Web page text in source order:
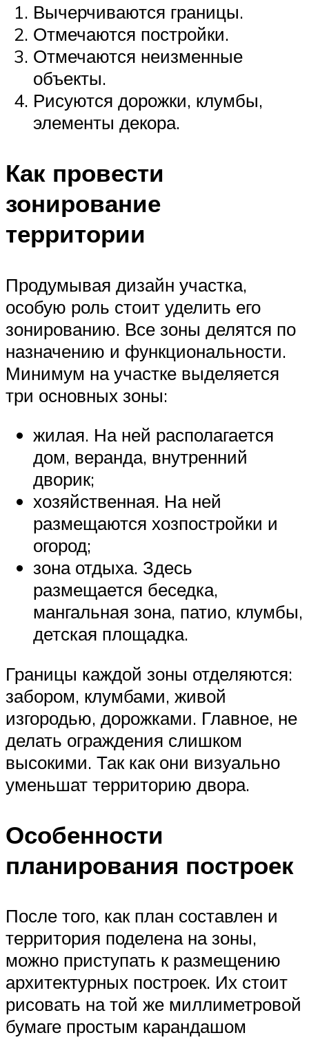
Вычерчиваются границы.
Отмечаются постройки.
Отмечаются неизменные
объекты.
Рисуются дорожки, клумбы,
элементы декора.
Как провести
зонирование
территории
Продумывая дизайн участка,
особую роль стоит уделить его
зонированию. Все зоны делятся по
назначению и функциональности.
Минимум на участке выделяется
три основных зоны:
жилая. На ней располагается
дом, веранда, внутренний
дворик;
хозяйственная. На ней
размещаются хозпостройки и
огород;
зона отдыха. Здесь
размещается беседка,
мангальная зона, патио, клумбы,
детская площадка.
Границы каждой зоны отделяются:
забором, клумбами, живой
изгородью, дорожками. Главное, не
делать ограждения слишком
высокими. Так как они визуально
уменьшат территорию двора.
Особенности
планирования построек
После того, как план составлен и
территория поделена на зоны,
можно приступать к размещению
архитектурных построек. Их стоит
рисовать на той же миллиметровой
бумаге простым карандашом